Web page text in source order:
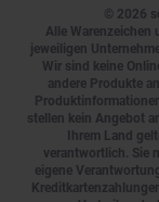
© 2026
Alle Warenzeichen
jeweiligen
Wir sind keine
andere Produkte
stellen kein Angebot
Ihrem Land
verantwortlich. Sie
eigene